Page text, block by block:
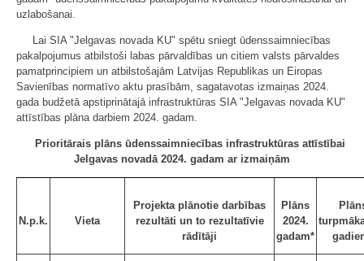
uzlabošanai.
Lai SIA "Jelgavas novada KU" spētu sniegt ūdenssaimniecības
pakalpojumus atbilstoši labas pārvaldības un citiem valsts pārvaldes
pamatprincipiem un atbilstošajām Latvijas Republikas un Eiropas
Savienības normatīvo aktu prasībām, sagatavotas izmaiņas 2024.
gada budžetā apstiprinātajā infrastruktūras SIA "Jelgavas novada KU"
attīstības plāna darbiem 2024. gadam.
Prioritārais plāns ūdenssaimniecības infrastruktūras attīstībai
Jelgavas novadā 2024. gadam ar izmaiņām
N.p.k. Vieta
Projekta plānotie darbības
rezultāti un to rezultatīvie
rādītāji
Plāns
2024.
gadam*